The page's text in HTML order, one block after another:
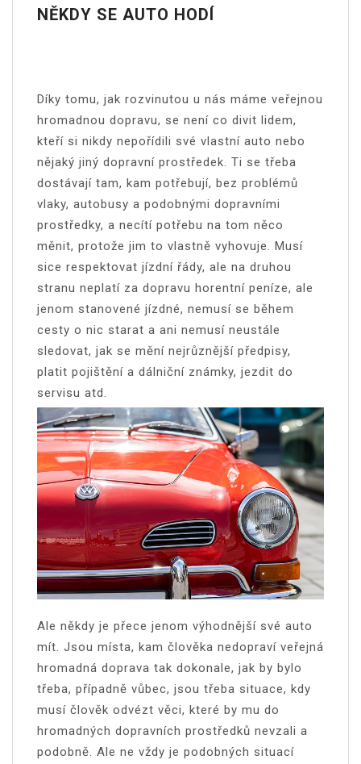
NĚKDY SE AUTO HODÍ
Díky tomu, jak rozvinutou u nás máme veřejnou
hromadnou dopravu, se není co divit lidem,
kteří si nikdy nepořídili své vlastní auto nebo
nějaký jiný dopravní prostředek. Ti se třeba
dostávají tam, kam potřebují, bez problémů
vlaky, autobusy a podobnými dopravními
prostředky, a necítí potřebu na tom něco
měnit, protože jim to vlastně vyhovuje. Musí
sice respektovat jízdní řády, ale na druhou
stranu neplatí za dopravu horentní peníze, ale
jenom stanovené jízdné, nemusí se během
cesty o nic starat a ani nemusí neustále
sledovat, jak se mění nejrůznější předpisy,
platit pojištění a dálniční známky, jezdit do
servisu atd.
Ale někdy je přece jenom výhodnější své auto
mít. Jsou místa, kam člověka nedopraví veřejná
hromadná doprava tak dokonale, jak by bylo
třeba, případně vůbec, jsou třeba situace, kdy
musí člověk odvézt věci, které by mu do
hromadných dopravních prostředků nevzali a
podobně. Ale ne vždy je podobných situací